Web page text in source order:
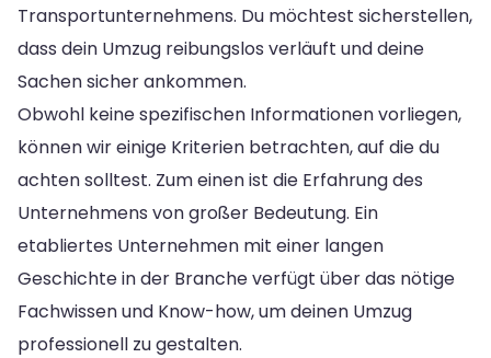
Transportunternehmens. Du möchtest sicherstellen,
dass dein Umzug reibungslos verläuft und deine
Sachen sicher ankommen.
Obwohl keine spezifischen Informationen vorliegen,
können wir einige Kriterien betrachten, auf die du
achten solltest. Zum einen ist die Erfahrung des
Unternehmens von großer Bedeutung. Ein
etabliertes Unternehmen mit einer langen
Geschichte in der Branche verfügt über das nötige
Fachwissen und Know-how, um deinen Umzug
professionell zu gestalten.